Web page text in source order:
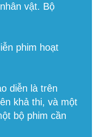
vật. Bộ
phim hoạt
diễn là trên
khả thi, và một
bộ phim cần